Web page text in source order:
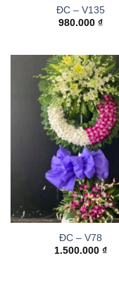
ĐC – V135
980.000 ₫
ĐC – V78
1.500.000 ₫